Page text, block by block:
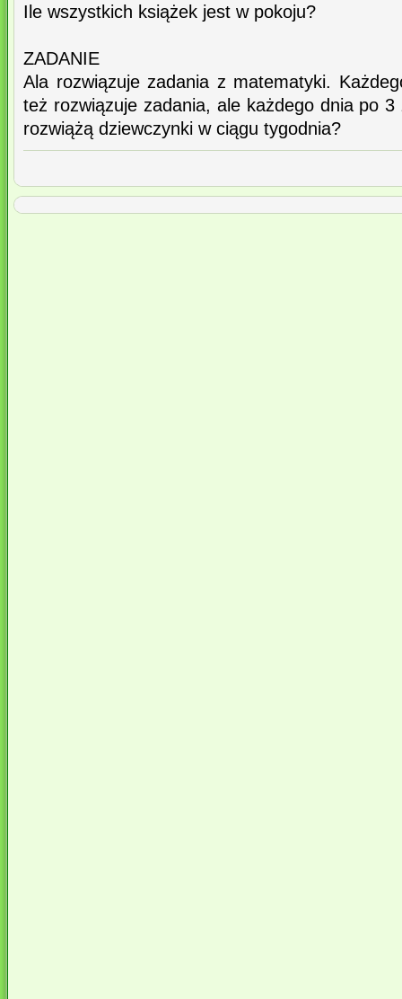
Ile wszystkich książek jest w pokoju?
ZADANIE
Ala rozwiązuje zadania z matematyki.
też rozwiązuje zadania, ale każdego dnia po
rozwiążą dziewczynki w ciągu tygodnia?